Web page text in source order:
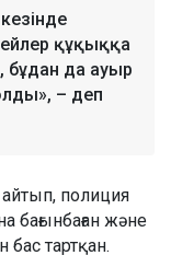
құқыққа
бұдан да ауыр
– деп
айтып, полиция
бағынбаған және
тартқан.